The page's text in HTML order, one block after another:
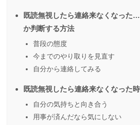
既読無視したら連絡来なくなった
か判断する方法
普段の態度
今までのやり取りを見直す
自分から連絡してみる
既読無視したら連絡来なくなった
自分の気持ちと向き合う
用事が済んだなら気にしない